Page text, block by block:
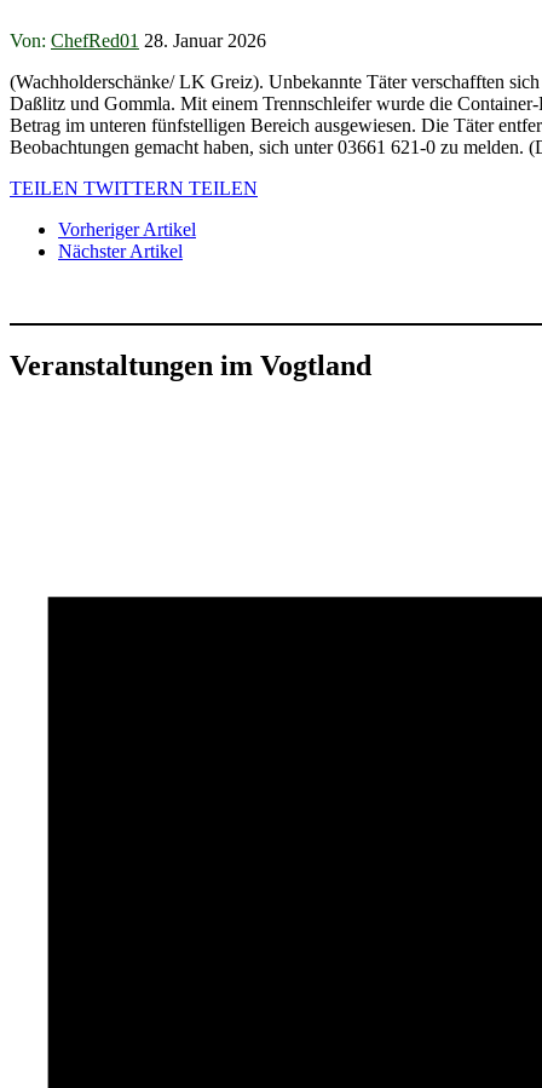
Von: ChefRed01 28. Januar 2026
(Wachholderschänke/ LK Greiz). Unbekannte Täter verschafften
Daßlitz und Gommla. Mit einem Trennschleifer wurde die
Betrag im unteren fünfstelligen Bereich ausgewiesen. Die Täter
Beobachtungen gemacht haben, sich unter 03661 621-0 zu melden.
TEILEN TWITTERN TEILEN
Vorheriger Artikel
Nächster Artikel
Veranstaltungen im Vogtland